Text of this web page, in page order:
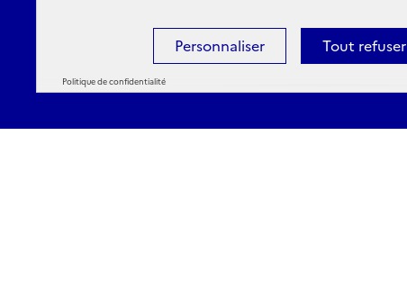
Tout refuser
Personnaliser
Politique de confidentialité